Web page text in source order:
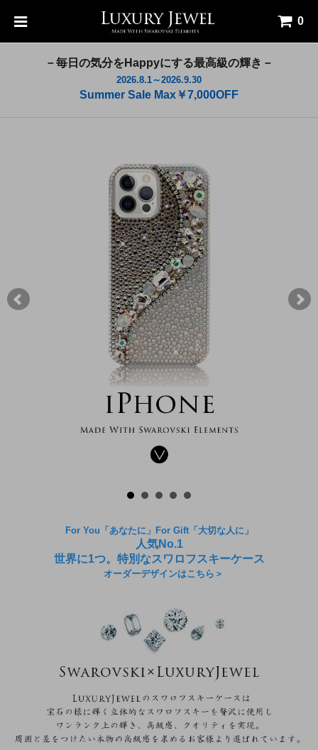
0
－毎日の気分をHappyにする最高級の輝き－
2026.8.1～2026.9.30
Summer Sale Max￥7,000OFF
For You「あなたに」For Gift「大切な人に」
人気No.1
世界に1つ。特別なスワロフスキーケース
オーダーデザインはこちら＞